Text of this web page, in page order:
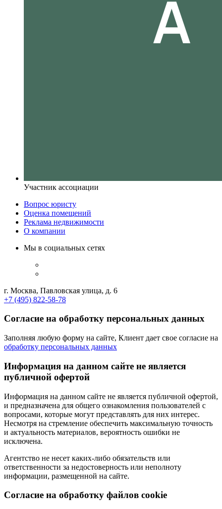
Участник ассоциации
Вопрос юристу
Оценка помещений
Реклама недвижимости
О компании
Мы в социальных сетях
г. Москва, Павловская улица, д. 6
+7 (495) 822-58-78
Согласие на обработку персональных данных
Заполняя любую форму на сайте, Клиент дает свое согласие на
обработку персональных данных
Информация на данном сайте не является
публичной офертой
Информация на данном сайте не является публичной офертой,
и предназначена для общего ознакомления пользователей с
вопросами, которые могут представлять для них интерес.
Несмотря на стремление обеспечить максимальную точность
и актуальность материалов, вероятность ошибки не
исключена.
Агентство не несет каких-либо обязательств или
ответственности за недостоверность или неполноту
информации, размещенной на сайте.
Cогласие на обработку файлов cookie